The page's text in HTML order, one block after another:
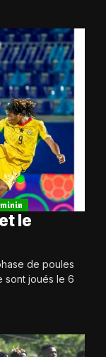
le
de poules
sont joués le 6